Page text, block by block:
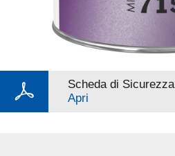
Scheda di Sicurezza
Apri